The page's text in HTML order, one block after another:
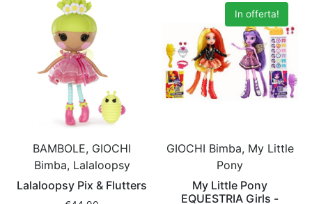
BAMBOLE, GIOCHI
Bimba, Lalaloopsy
Lalaloopsy Pix & Flutters
In offerta!
GIOCHI Bimba, My Little
Pony
My Little Pony
EQUESTRIA Girls -